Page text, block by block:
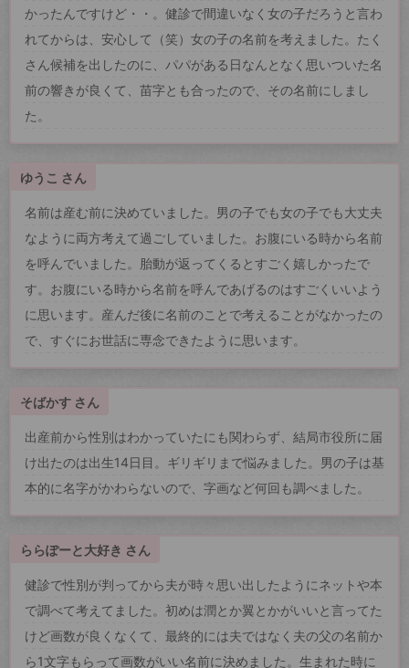
かったんですけど・・。健診で間違いなく女の子だろうと言わ
れてからは、安心して（笑）女の子の名前を考えました。たく
さん候補を出したのに、パパがある日なんとなく思いついた名
前の響きが良くて、苗字とも合ったので、その名前にしまし
た。
ゆうこ さん
名前は産む前に決めていました。男の子でも女の子でも大丈夫
なように両方考えて過ごしていました。お腹にいる時から名前
を呼んでいました。胎動が返ってくるとすごく嬉しかったで
す。お腹にいる時から名前を呼んであげるのはすごくいいよう
に思います。産んだ後に名前のことで考えることがなかったの
で、すぐにお世話に専念できたように思います。
そばかす さん
出産前から性別はわかっていたにも関わらず、結局市役所に届
け出たのは出生14日目。ギリギリまで悩みました。男の子は基
本的に名字がかわらないので、字画など何回も調べました。
ららぽーと大好き さん
健診で性別が判ってから夫が時々思い出したようにネットや本
で調べて考えてました。初めは潤とか翼とかがいいと言ってた
けど画数が良くなくて、最終的には夫ではなく夫の父の名前か
ら1文字もらって画数がいい名前に決めました。生まれた時に